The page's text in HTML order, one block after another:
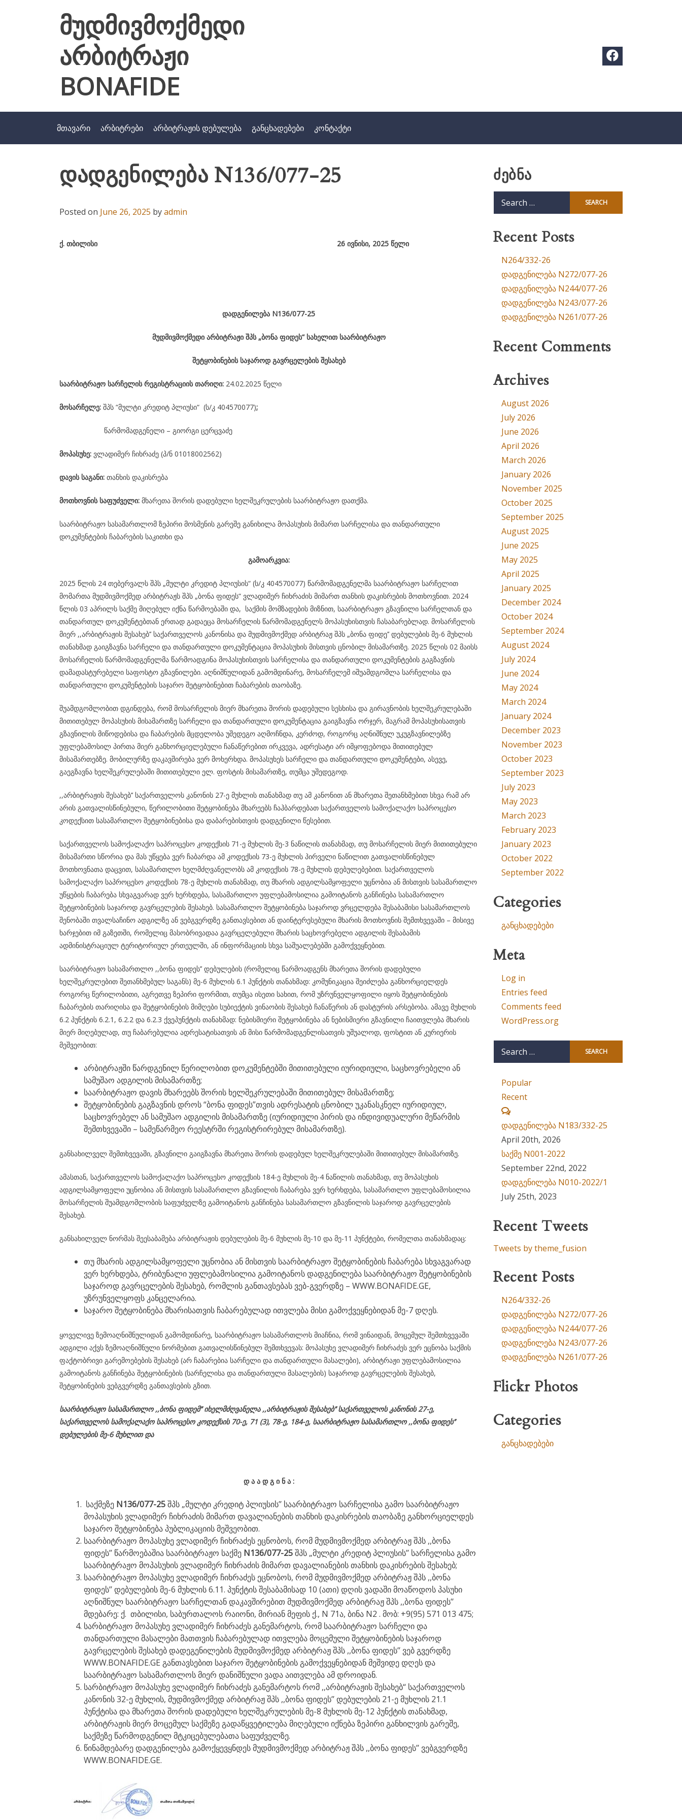
მუდმივმოქმედი
არბიტრაჟი
BONAFIDE
მთავარი არბიტრები არბიტრაჟის დებულება განცხადებები კონტაქტი
დადგენილება N136/077-25
Posted on June 26, 2025 byadmin
ქ. თბილისი 26 ივნისი, 2025 წელი
დადგენილება N136/077-25
მუდმივმოქმედი არბიტრაჟი შპს „ბონა ფიდეს“ სახელით საარბიტრაჟო
შეტყობინების საჯაროდ გავრცელების შესახებ
საარბიტრაჟო სარჩელის რეგისტრაციის თარიღი: 24.02.2025 წელი
მოსარჩელე: შპს “მულტი კრედიტ პლიუსი“ (ს/კ 404570077);
წარმომადგენელი – გიორგი ცერცვაძე
მოპასუხე: ვლადიმერ ჩიხრაძე (პ/ნ 01018002562)
დავის საგანი: თანხის დაკისრება
მოთხოვნის საფუძველი: მხარეთა შორის დადებული ხელშეკრულების საარბიტრაჟო დათქმა.
საარბიტრაჟო სასამართლომ ზეპირი მოსმენის გარეშე განიხილა მოპასუხის მიმართ სარჩელისა და თანდართული
დოკუმენტების ჩაბარების საკითხი და
გამოარკვია:
2025 წლის 24 თებერვალს შპს „მულტი კრედიტ პლიუსის“ (ს/კ 404570077) წარმომადგენელმა საარბიტრაჟო სარჩელით
მომართა მუდმივმოქმედ არბიტრაჟს შპს „ბონა ფიდეს“ ვლადიმერ ჩიხრაძის მიმართ თანხის დაკისრების მოთხოვნით. 2024
წლის 03 აპრილს საქმე მიღებულ იქნა წარმოებაში და, საქმის მომზადების მიზნით, საარბიტრაჟო გზავნილი სარჩელთან და
თანდართულ დოკუმენტებთან ერთად გადაეცა მოსარჩელის წარმომადგენელს მოპასუხისთვის ჩასაბარებლად. მოსარჩელის
მიერ ,,არბიტრაჟის შესახებ’’ საქართველოს კანონისა და მუდმივმოქმედ არბიტრაჟ შპს „ბონა ფიდე’’ დებულების მე-6 მუხლის
თანახმად გაიგზავნა სარჩელი და თანდართული დოკუმენტაცია მოპასუხის მისთვის ცნობილ მისამართზე. 2025 წლის 02 მაისს
მოსარჩელის წარმომადგენელმა წარმოადგინა მოპასუხისთვის სარჩელისა და თანდართული დოკუმენტების გაგზავნის
დამადასტურებელი საფოსტო გზავნილები. აღნიშნულიდან გამომდინარე, მოსარჩელემ იშუამდგომლა სარჩელისა და
თანდართული დოკუმენტების საჯარო შეტყობინებით ჩაბარების თაობაზე.
შუამდგომლობით დგინდება, რომ მოსარჩელის მიერ მხარეთა შორის დადებული სესხისა და გირავნობის ხელშეკრულებაში
მითითებულ მოპასუხის მისამართზე სარჩელი და თანდართული დოკუმენტაცია გაიგზავნა ორჯერ, მაგრამ მოპასუხისათვის
გზავნილის მიწოდებისა და ჩაბარების მცდელობა უშედეგო აღმოჩნდა, კერძოდ, როგორც აღნიშნულ უკუგზავნილებზე
უფლებამოსილ პირთა მიერ განხორციელებული ჩანაწერებით ირკვევა, ადრესატი არ იმყოფებოდა მითითებულ
მისამართებზე. მობილურზე დაკავშირება ვერ მოხერხდა. მოპასუხეს სარჩელი და თანდართული დოკუმენტები, ასევე,
გაეგზავნა ხელშეკრულებაში მითითებული ელ. ფოსტის მისამართზე, თუმცა უშედეგოდ.
,,არბიტრაჟის შესახებ’’ საქართველოს კანონის 27-ე მუხლის თანახმად თუ ამ კანონით ან მხარეთა შეთანხმებით სხვა რამ არ
არის გათვალისწინებული, წერილობითი შეტყობინება მხარეებს ჩაჰბარდებათ საქართველოს სამოქალაქო საპროცესო
კოდექსით სასამართლო შეტყობინებისა და დაბარებისთვის დადგენილი წესებით.
საქართველოს სამოქალაქო საპროცესო კოდექსის 71-ე მუხლის მე-3 ნაწილის თანახმად, თუ მოსარჩელის მიერ მითითებული
მისამართი სწორია და მას უწყება ვერ ჩაბარდა ამ კოდექსის 73-ე მუხლის პირველი ნაწილით გათვალისწინებულ
მოთხოვნათა დაცვით, სასამართლო ხელმძღვანელობს ამ კოდექსის 78-ე მუხლის დებულებებით. საქართველოს
სამოქალაქო საპროცესო კოდექსის 78-ე მუხლის თანახმად, თუ მხარის ადგილსამყოფელი უცნობია ან მისთვის სასამართლო
უწყების ჩაბარება სხვაგვარად ვერ ხერხდება, სასამართლო უფლებამოსილია გამოიტანოს განჩინება სასამართლო
შეტყობინების საჯაროდ გავრცელების შესახებ. სასამართლო შეტყობინება საჯაროდ ვრცელდება შესაბამისი სასამართლოს
შენობაში თვალსაჩინო ადგილზე ან ვებგვერდზე განთავსებით ან დაინტერესებული მხარის მოთხოვნის შემთხვევაში – მისივე
ხარჯებით იმ გაზეთში, რომელიც მასობრივადაა გავრცელებული მხარის საცხოვრებელი ადგილის შესაბამის
ადმინისტრაციულ ტერიტორიულ ერთეულში, ან ინფორმაციის სხვა საშუალებებში გამოქვეყნებით.
საარბიტრაჟო სასამართლო ,,ბონა ფიდეს’’ დებულების (რომელიც წარმოადგენს მხარეთა შორის დადებული
ხელშეკრულებით შეთანხმებულ საგანს) მე-6 მუხლის 6.1 პუნქტის თანახმად: კომუნიკაცია შეიძლება განხორციელდეს
როგორც წერილობითი, აგრეთვე ზეპირი ფორმით, თუმცა ისეთი სახით, რომ უზრუნველყოფილი იყოს შეტყობინების
ჩაბარების თარიღისა და შეტყობინების მიმღები სუბიექტის ვინაობის შესახებ ჩანაწერის ან დასტურის არსებობა. ამავე მუხლის
6.2 პუნქტის 6.2.1, 6.2.2 და 6.2.3 ქვეპუნქტის თანახმად: ნებისმიერი შეტყობინება ან ნებისმიერი გზავნილი ჩაითვლება მხარის
მიერ მიღებულად, თუ ჩაბარებულია ადრესატისათვის ან მისი წარმომადგენლისათვის უშუალოდ, ფოსტით ან კურიერის
მეშვეობით:
არბიტრაჟში წარდგენილ წერილობით დოკუმენტებში მითითებული იურიდიული, საცხოვრებელი ან
სამუშაო ადგილის მისამართზე;
საარბიტრაჟო დავის მხარეებს შორის ხელშეკრულებაში მითითებულ მისამართზე;
შეტყობინების გაგზავნის დროს “ბონა ფიდეს”თვის ადრესატის ცნობილ უკანასკნელ იურიდიულ,
საცხოვრებელ ან სამუშაო ადგილის მისამართზე (იურიდიული პირის და ინდივიდუალური მეწარმის
შემთხვევაში – სამეწარმეო რეესტრში რეგისტრირებულ მისამართზე).
განსახილველ შემთხვევაში, გზავნილი გაიგზავნა მხარეთა შორის დადებულ ხელშეკრულებაში მითითებულ მისამართზე.
ამასთან, საქართველოს სამოქალაქო საპროცესო კოდექსის 184-ე მუხლის მე-4 ნაწილის თანახმად, თუ მოპასუხის
ადგილსამყოფელი უცნობია ან მისთვის სასამართლო გზავნილის ჩაბარება ვერ ხერხდება, სასამართლო უფლებამოსილია
მოსარჩელის შუამდგომლობის საფუძველზე გამოიტანოს განჩინება სასამართლო გზავნილის საჯაროდ გავრცელების
შესახებ.
განსახილველ ნორმას შეესაბამება არბიტრაჟის დებულების მე-6 მუხლის მე-10 და მე-11 პუნქტები, რომელთა თანახმადაც:
თუ მხარის ადგილსამყოფელი უცნობია ან მისთვის საარბიტრაჟო შეტყობინების ჩაბარება სხვაგვარად
ვერ ხერხდება, ტრიბუნალი უფლებამოსილია გამოიტანოს დადგენილება საარბიტრაჟო შეტყობინების
საჯაროდ გავრცელების შესახებ, რომლის განთავსებას ვებ-გვერდზე – WWW.BONAFIDE.GE,
უზრუნველყოფს კანცელარია.
საჯარო შეტყობინება მხარისათვის ჩაბარებულად ითვლება მისი გამოქვეყნებიდან მე-7 დღეს.
ყოველივე ზემოაღნიშნულიდან გამომდინარე, საარბიტრაჟო სასამართლოს მიაჩნია, რომ ვინაიდან, მოცემულ შემთხვევაში
ადგილი აქვს ზემოაღნიშნული ნორმებით გათვალისწინებულ შემთხვევას: მოპასუხე ვლადიმერ ჩიხრაძეს ვერ ეცნობა საქმის
ფაქტობრივი გარემოებების შესახებ (არ ჩაბარებია სარჩელი და თანდართული მასალები), არბიტრაჟი უფლებამოსილია
გამოიტანოს განჩინება შეტყობინების (სარჩელისა და თანდართული მასალების) საჯაროდ გავრცელების შესახებ,
შეტყობინების ვებგვერდზე განთავსების გზით.
საარბიტრაჟო სასამართლო ,,ბონა ფიდემ’’ იხელმძღვანელა,,არბიტრაჟის შესახებ’’ საქართველოს კანონის 27-ე,
საქართველოს სამოქალაქო საპროცესო კოდექსის 70-ე, 71 (3), 78-ე, 184-ე, საარბიტრაჟო სასამართლო ,,ბონა ფიდეს’’
დებულების მე-6 მუხლით და
დ ა ა დ გ ი ნ ა :
საქმეზე N136/077-25შპს „მულტი კრედიტ პლიუსის’’ საარბიტრაჟო სარჩელისა გამო საარბიტრაჟო
მოპასუხის ვლადიმერ ჩიხრაძის მიმართ დავალიანების თანხის დაკისრების თაობაზე განხორციელდეს
საჯარო შეტყობინება პუბლიკაციის მეშვეობით.
საარბიტრაჟო მოპასუხე ვლადიმერ ჩიხრაძეს ეცნობოს, რომ მუდმივმოქმედ არბიტრაჟ შპს ,,ბონა
ფიდეს’’ წარმოებაშია საარბიტრაჟო საქმე N136/077-25შპს „მულტი კრედიტ პლიუსის’’ სარჩელისა გამო
საარბიტრაჟო მოპასუხის ვლადიმერ ჩიხრაძის მიმართ დავალიანების თანხის დაკისრების შესახებ;
საარბიტრაჟო მოპასუხე ვლადიმერ ჩიხრაძეს ეცნობოს, რომ მუდმივმოქმედ არბიტრაჟ შპს ,,ბონა
ფიდეს’’ დებულების მე-6 მუხლის 6.11. პუნქტის შესაბამისად 10 (ათი) დღის ვადაში მოაწოდოს პასუხი
აღნიშნულ საარბიტრაჟო სარჩელთან დაკავშირებით მუდმივმოქმედ არბიტრაჟ შპს ,,ბონა ფიდეს’’
მდებარე: ქ. თბილისი, საბურთალოს რაიონი, მირიან მეფის ქ., N 71ა, ბინა N2 . მობ: +9(95) 571 013 475;
სარბიტრაჟო მოპასუხე ვლადიმერ ჩიხრაძეს განემარტოს, რომ საარბიტრაჟო სარჩელი და
თანდართული მასალები მათთვის ჩაბარებულად ითვლება მოცემული შეტყობინების საჯაროდ
გავრცელების შესახებ დადეგენილების მუდმივმოქმედ არბიტრაჟ შპს ,,ბონა ფიდეს’’ ვებ გვერდზე
WWW.BONAFIDE.GE განთავსებით საჯარო შეტყობინების გამოქვეყნებიდან მეშვიდე დღეს და
საარბიტრაჟო სასამართლოს მიერ დანიშნული ვადა აითვლება ამ დროიდან.
სარბიტრაჟო მოპასუხე ვლადიმერ ჩიხრაძეს განემარტოს რომ ,,არბიტრაჟის შესახებ“ საქართველოს
კანონის 32-ე მუხლის, მუდმივმოქმედ არბიტრაჟ შპს ,,ბონა ფიდეს’’ დებულების 21-ე მუხლის 21.1
პუნქტისა და მხარეთა შორის დადებული ხელშეკრულების მე-8 მუხლის მე-12 პუნქტის თანახმად,
არბიტრაჟის მიერ მოცემულ საქმეზე გადაწყვეტილება მიღებული იქნება ზეპირი განხილვის გარეშე,
საქმეზე წარმოდგენილ მტკიცებულებათა საფუძველზე.
წინამდებარე დადგენილება გამოქყევყნდეს მუდმივმოქმედ არბიტრაჟ შპს ,,ბონა ფიდეს’’ ვებგვერდზე
WWW.BONAFIDE.GE.
ძებნა
Recent Posts
N264/332-26
დადგენილება N272/077-26
დადგენილება N244/077-26
დადგენილება N243/077-26
დადგენილება N261/077-26
Recent Comments
Archives
August 2026
July 2026
June 2026
April 2026
March 2026
January 2026
November 2025
October 2025
September 2025
August 2025
June 2025
May 2025
April 2025
January 2025
December 2024
October 2024
September 2024
August 2024
July 2024
June 2024
May 2024
March 2024
January 2024
December 2023
November 2023
October 2023
September 2023
July 2023
May 2023
March 2023
February 2023
January 2023
October 2022
September 2022
Categories
განცხადებები
Meta
Log in
Entries feed
Comments feed
WordPress.org
Popular
Recent
Comments
დადგენილება N183/332-25
April 20th, 2026
საქმე N001-2022
September 22nd, 2022
დადგენილება N010-2022/1
July 25th, 2023
Recent Tweets
Tweets by theme_fusion
Recent Posts
N264/332-26
დადგენილება N272/077-26
დადგენილება N244/077-26
დადგენილება N243/077-26
დადგენილება N261/077-26
Flickr Photos
Categories
განცხადებები